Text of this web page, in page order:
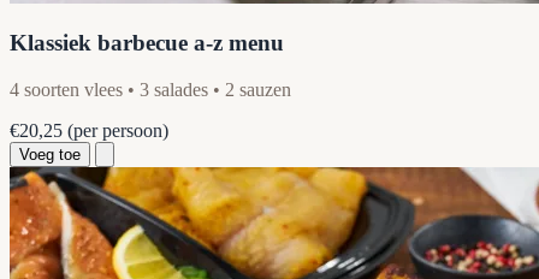
Klassiek barbecue a-z menu
4 soorten vlees • 3 salades • 2 sauzen
€20,25 (per persoon)
Voeg toe